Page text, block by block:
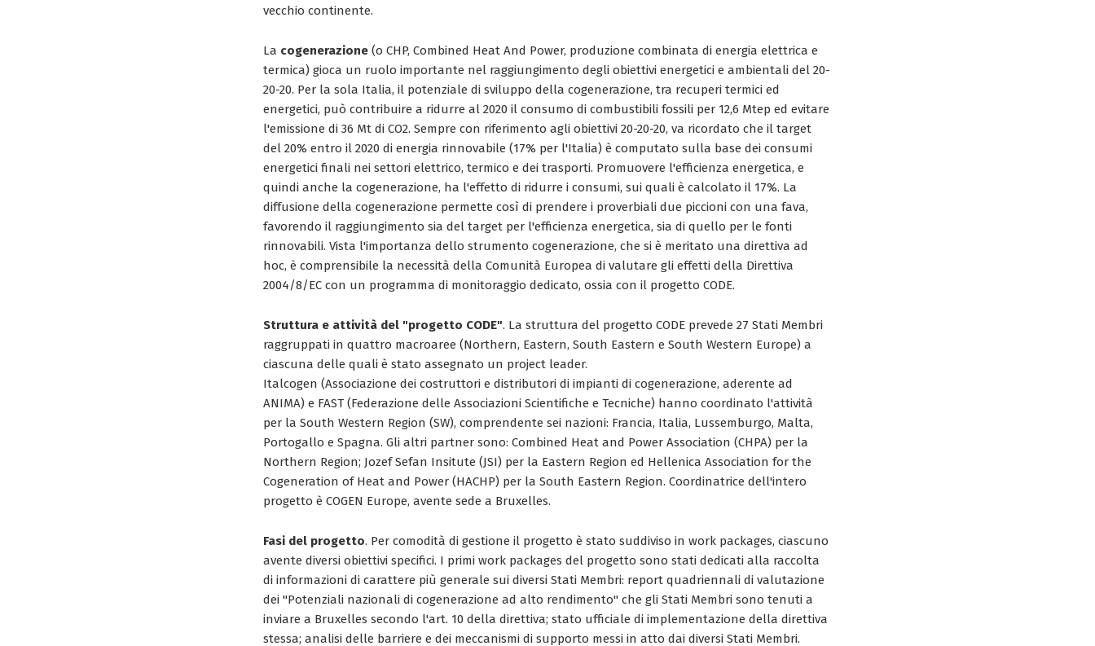
vecchio continente.
La cogenerazione (o CHP, Combined Heat And Power, produzione combinata di energia elettrica e
termica) gioca un ruolo importante nel raggiungimento degli obiettivi energetici e ambientali del 20-
20-20. Per la sola Italia, il potenziale di sviluppo della cogenerazione, tra recuperi termici ed
energetici, può contribuire a ridurre al 2020 il consumo di combustibili fossili per 12,6 Mtep ed evitare
l'emissione di 36 Mt di CO2. Sempre con riferimento agli obiettivi 20-20-20, va ricordato che il target
del 20% entro il 2020 di energia rinnovabile (17% per l'Italia) è computato sulla base dei consumi
energetici finali nei settori elettrico, termico e dei trasporti. Promuovere l'efficienza energetica, e
quindi anche la cogenerazione, ha l'effetto di ridurre i consumi, sui quali è calcolato il 17%. La
diffusione della cogenerazione permette così di prendere i proverbiali due piccioni con una fava,
favorendo il raggiungimento sia del target per l'efficienza energetica, sia di quello per le fonti
rinnovabili. Vista l'importanza dello strumento cogenerazione, che si è meritato una direttiva ad
hoc, è comprensibile la necessità della Comunità Europea di valutare gli effetti della Direttiva
2004/8/EC con un programma di monitoraggio dedicato, ossia con il progetto CODE.
Struttura e attività del "progetto CODE". La struttura del progetto CODE prevede 27 Stati Membri
raggruppati in quattro macroaree (Northern, Eastern, South Eastern e South Western Europe) a
ciascuna delle quali è stato assegnato un project leader.
Italcogen (Associazione dei costruttori e distributori di impianti di cogenerazione, aderente ad
ANIMA) e FAST (Federazione delle Associazioni Scientifiche e Tecniche) hanno coordinato l'attività
per la South Western Region (SW), comprendente sei nazioni: Francia, Italia, Lussemburgo, Malta,
Portogallo e Spagna. Gli altri partner sono: Combined Heat and Power Association (CHPA) per la
Northern Region; Jozef Sefan Insitute (JSI) per la Eastern Region ed Hellenica Association for the
Cogeneration of Heat and Power (HACHP) per la South Eastern Region. Coordinatrice dell'intero
progetto è COGEN Europe, avente sede a Bruxelles.
Fasi del progetto. Per comodità di gestione il progetto è stato suddiviso in work packages, ciascuno
avente diversi obiettivi specifici. I primi work packages del progetto sono stati dedicati alla raccolta
di informazioni di carattere più generale sui diversi Stati Membri: report quadriennali di valutazione
dei "Potenziali nazionali di cogenerazione ad alto rendimento" che gli Stati Membri sono tenuti a
inviare a Bruxelles secondo l'art. 10 della direttiva; stato ufficiale di implementazione della direttiva
stessa; analisi delle barriere e dei meccanismi di supporto messi in atto dai diversi Stati Membri.